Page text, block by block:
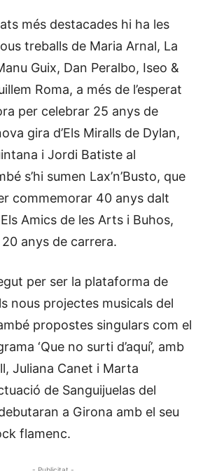
més destacades hi ha les
treballs de Maria Arnal, La
Guix, Dan Peralbo, Iseo &
Roma, a més de l’esperat
per celebrar 25 anys de
gira d’Els Miralls de Dylan,
i Jordi Batiste al
s’hi sumen Lax’n’Busto, que
commemorar 40 anys dalt
Amics de les Arts i Buhos,
anys de carrera.
per ser la plataforma de
nous projectes musicals del
propostes singulars com el
‘Que no surti d’aquí’, amb
Juliana Canet i Marta
de Sanguijuelas del
a Girona amb el seu
flamenc.